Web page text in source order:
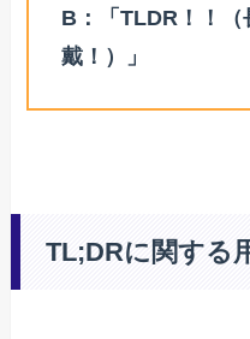
B：「TLDR！！
戴！）」
TL;DRに関する